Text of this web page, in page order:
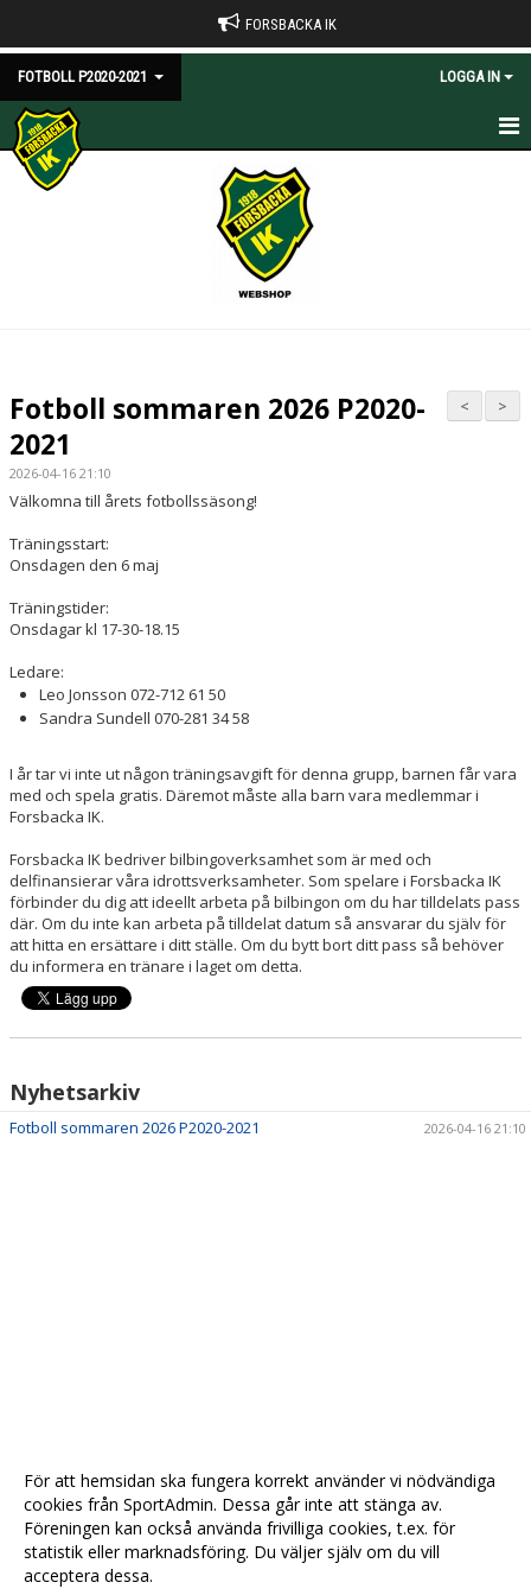
FORSBACKA IK
FOTBOLL P2020-2021 LOGGA IN
HEM
DOKUMENT
>
<
Fotboll sommaren 2026 P2020-
2021
2026-04-16 21:10
Välkomna till årets fotbollssäsong!
Träningsstart:
Onsdagen den 6 maj
Träningstider:
Onsdagar kl 17-30-18.15
Ledare:
Leo Jonsson 072-712 61 50
Sandra Sundell 070-281 34 58
I år tar vi inte ut någon träningsavgift för denna grupp, barnen får vara
med och spela gratis. Däremot måste alla barn vara medlemmar i
Forsbacka IK.
Forsbacka IK bedriver bilbingoverksamhet som är med och
delfinansierar våra idrottsverksamheter. Som spelare i Forsbacka IK
förbinder du dig att ideellt arbeta på bilbingon om du har tilldelats pass
där. Om du inte kan arbeta på tilldelat datum så ansvarar du själv för
att hitta en ersättare i ditt ställe. Om du bytt bort ditt pass så behöver
du informera en tränare i laget om detta.
Nyhetsarkiv
Fotboll sommaren 2026 P2020-2021 2026-04-16 21:10
För att hemsidan ska fungera korrekt använder vi nödvändiga
cookies från SportAdmin. Dessa går inte att stänga av.
Föreningen kan också använda frivilliga cookies, t.ex. för
statistik eller marknadsföring. Du väljer själv om du vill
acceptera dessa.